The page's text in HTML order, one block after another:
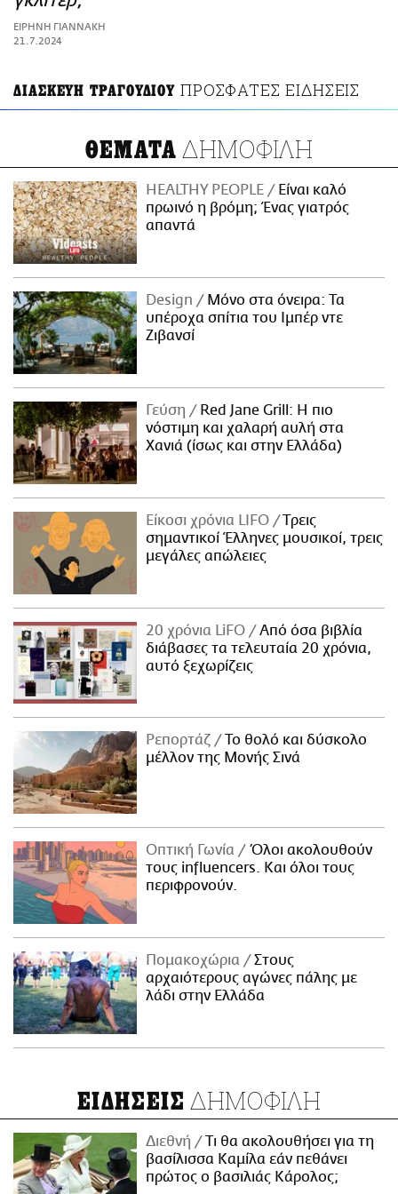
ΑΜΠΑ
PRINT
ΕΙΡΗΝΗ ΓΙΑΝΝΑΚΗ
21.7.2024
ΔΙΑΣΚΕΥΗ ΤΡΑΓΟΥΔΙΟΥ ΠΡΟΣΦΑΤΕΣ ΕΙΔΗΣΕΙΣ
ΘΕΜΑΤΑ ΔΗΜΟΦΙΛΗ
HEALTHY PEOPLE
Είναι καλό
πρωινό η βρόμη; Ένας γιατρός
απαντά
Design
Μόνο στα όνειρα: Τα
υπέροχα σπίτια του Ιμπέρ ντε
Ζιβανσί
Γεύση
Red Jane Grill: Η πιο
νόστιμη και χαλαρή αυλή στα
Χανιά (ίσως και στην Ελλάδα)
Είκοσι χρόνια LIFO
Tρεις
σημαντικοί Έλληνες μουσικοί, τρεις
μεγάλες απώλειες
20 χρόνια LiFO
Από όσα βιβλία
διάβασες τα τελευταία 20 χρόνια,
αυτό ξεχωρίζεις
Ρεπορτάζ
Το θολό και δύσκολο
μέλλον της Μονής Σινά
Οπτική Γωνία
Όλοι ακολουθούν
τους influencers. Και όλοι τους
περιφρονούν.
Πομακοχώρια
Στους
αρχαιότερους αγώνες πάλης με
λάδι στην Ελλάδα
ΕΙΔΗΣΕΙΣ ΔΗΜΟΦΙΛΗ
Διεθνή
Τι θα ακολουθήσει για τη
βασίλισσα Καμίλα εάν πεθάνει
πρώτος ο βασιλιάς Κάρολος;